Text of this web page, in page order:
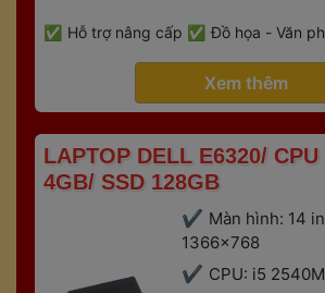
Hỗ trợ nâng cấp
Đồ họa - Văn
Xem thêm
LAPTOP DELL E6320/
4GB/ SSD 128GB
Màn hình: 14
1366x768
CPU: i5 2540M